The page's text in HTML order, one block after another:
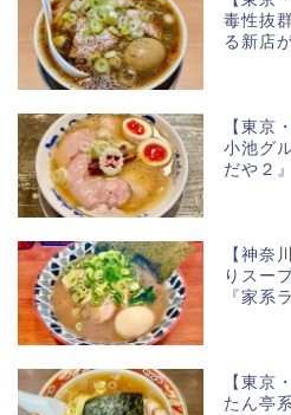
毒性抜
る新店
【東京
小池グ
だや２』
【神奈
りスー
『家系
【東京
たん亭